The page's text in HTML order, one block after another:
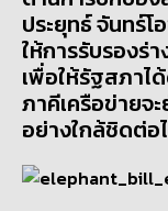
ประยุทธ์จันทร์โ
ให้การรับรองร่
เพื่อให้รัฐสภาไ
ภาคีเครือข่าย
อย่างใกล้ชิดต่อ